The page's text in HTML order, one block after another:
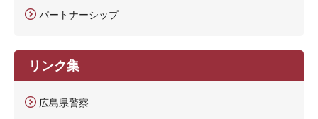
パートナーシップ
リンク集
広島県警察